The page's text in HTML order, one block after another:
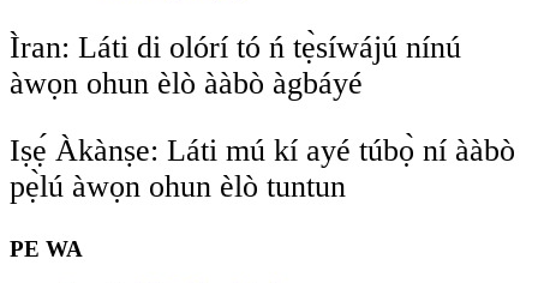
Ìran: Láti di olórí tó ń tẹ̀síwájú nínú
àwọn ohun èlò ààbò àgbáyé
Iṣẹ́ Àkànṣe: Láti mú kí ayé túbọ̀ ní ààbò
pẹ̀lú àwọn ohun èlò tuntun
PE WA